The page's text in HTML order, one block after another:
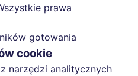
prawa
gotowania
cookie
narzędzi analitycznych